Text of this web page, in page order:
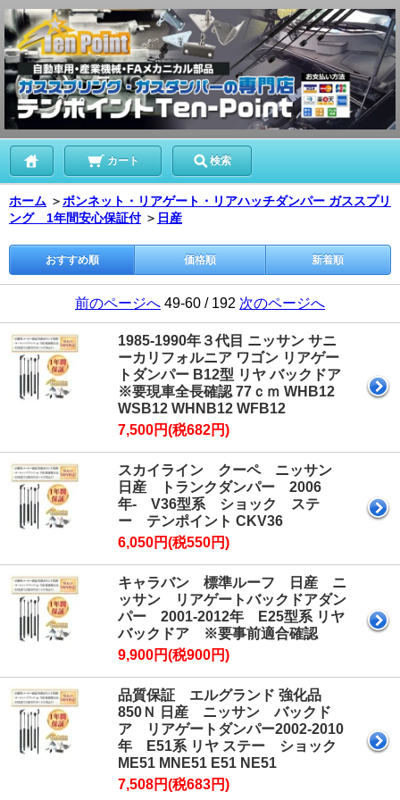
カート 検索
ホーム ＞ボンネット・リアゲート・リアハッチダンパー ガススプリ
ング 1年間安心保証付 ＞ 日産
おすすめ順 価格順 新着順
前のページへ 49-60 / 192 次のページへ
1985-1990年３代目 ニッサン サニ
ーカリフォルニア ワゴン リアゲー
トダンパー B12型 リヤ バックドア
※要現車全長確認 77ｃｍ WHB12
WSB12 WHNB12 WFB12
7,500円(税682円)
スカイライン クーペ ニッサン
日産 トランクダンパー 2006
年- V36型系 ショック ステ
ー テンポイント CKV36
6,050円(税550円)
キャラバン 標準ルーフ 日産 ニ
ッサン リアゲートバックドアダン
パー 2001-2012年 E25型系 リヤ
バックドア ※要事前適合確認
9,900円(税900円)
品質保証 エルグランド 強化品
850Ｎ 日産 ニッサン バックド
ア リアゲートダンパー2002-2010
年 E51系 リヤ ステー ショック
ME51 MNE51 E51 NE51
7,508円(税683円)